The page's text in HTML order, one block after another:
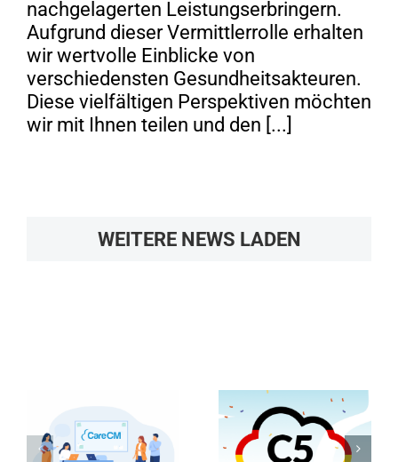
nachgelagerten Leistungserbringern.
Aufgrund dieser Vermittlerrolle erhalten
wir wertvolle Einblicke von
verschiedensten Gesundheitsakteuren.
Diese vielfältigen Perspektiven möchten
wir mit Ihnen teilen und den [...]
WEITERE NEWS LADEN